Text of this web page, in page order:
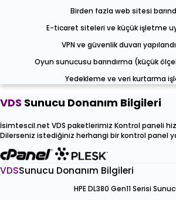
Birden fazla web sitesi
E-ticaret siteleri ve küçük işletme
VPN ve güvenlik duvarı
Oyun sunucusu barındırma (küçük
Yedekleme ve veri kurtarma
VDS Sunucu Donanım Bilgileri
İsimtescil.net VDS paketlerimiz Kontrol paneli
Dilerseniz istediğiniz herhangi bir kontrol panel
VDSSunucu Donanım Bilgileri
HPE DL380 Gen11 Serisi